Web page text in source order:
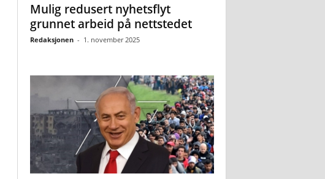
Mulig redusert nyhetsflyt
grunnet arbeid på nettstedet
Redaksjonen - 1. november 2025